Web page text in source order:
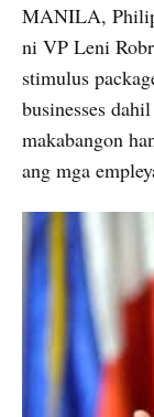
MANILA,
ni VP Leni
stimulus
businesses
makabangon
ang mga